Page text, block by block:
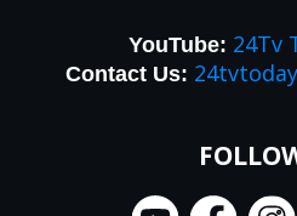
YouTube: 24Tv
Contact Us: